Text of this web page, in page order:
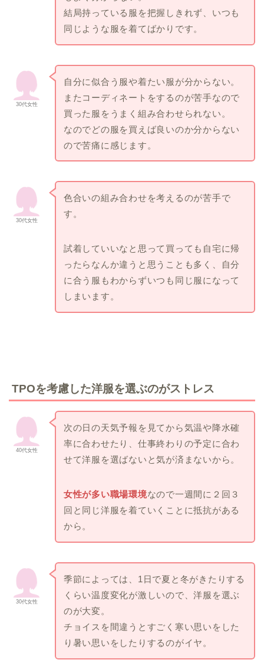
結局持っている服を把握しきれず、いつも
同じような服を着てばかりです。
30代女性
自分に似合う服や着たい服が分からない。
またコーディネートをするのが苦手なので
買った服をうまく組み合わせられない。
なのでどの服を買えば良いのか分からない
ので苦痛に感じます。
30代女性
色合いの組み合わせを考えるのが苦手で
す。
試着していいなと思って買っても自宅に帰
ったらなんか違うと思うことも多く、自分
に合う服もわからずいつも同じ服になって
しまいます。
TPOを考慮した洋服を選ぶのがストレス
40代女性
次の日の天気予報を見てから気温や降水確
率に合わせたり、仕事終わりの予定に合わ
せて洋服を選ばないと気が済まないから。
女性が多い職場環境なので一週間に２回３
回と同じ洋服を着ていくことに抵抗がある
から。
30代女性
季節によっては、1日で夏と冬がきたりする
くらい温度変化が激しいので、洋服を選ぶ
のが大変。
チョイスを間違うとすごく寒い思いをした
り暑い思いをしたりするのがイヤ。